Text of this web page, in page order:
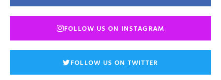
FOLLOW US ON INSTAGRAM
FOLLOW US ON TWITTER